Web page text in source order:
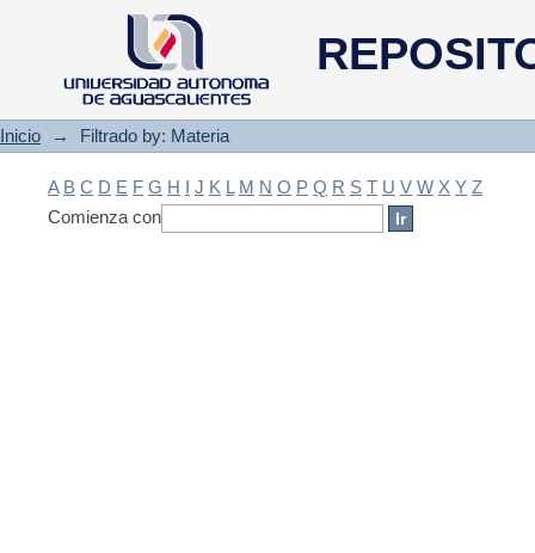
Filtrado by: Materia
Inicio → Filtrado by: Materia
A B C D E F G H I J K L M N O P Q R S T U V W X Y Z
Comienza con